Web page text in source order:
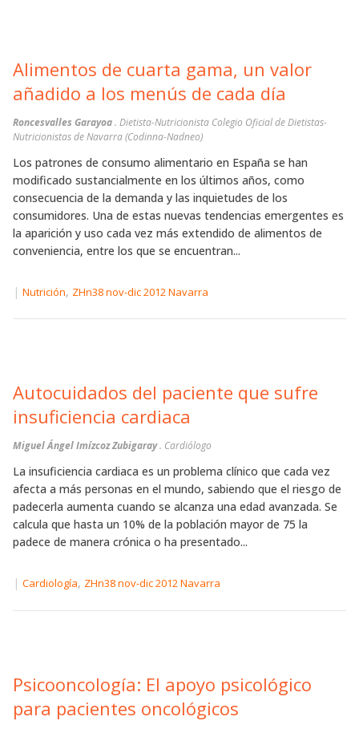
Alimentos de cuarta gama, un valor
añadido a los menús de cada día
Roncesvalles Garayoa. Dietista-Nutricionista Colegio Oficial de Dietistas-
Nutricionistas de Navarra (Codinna-Nadneo)
Los patrones de consumo alimentario en España se han
modificado sustancialmente en los últimos años, como
consecuencia de la demanda y las inquietudes de los
consumidores. Una de estas nuevas tendencias emergentes es
la aparición y uso cada vez más extendido de alimentos de
conveniencia, entre los que se encuentran...
| Nutrición, ZHn38 nov-dic 2012 Navarra
Autocuidados del paciente que sufre
insuficiencia cardiaca
Miguel Ángel Imízcoz Zubigaray. Cardiólogo
La insuficiencia cardiaca es un problema clínico que cada vez
afecta a más personas en el mundo, sabiendo que el riesgo de
padecerla aumenta cuando se alcanza una edad avanzada. Se
calcula que hasta un 10% de la población mayor de 75 la
padece de manera crónica o ha presentado...
| Cardiología, ZHn38 nov-dic 2012 Navarra
Psicooncología: El apoyo psicológico
para pacientes oncológicos